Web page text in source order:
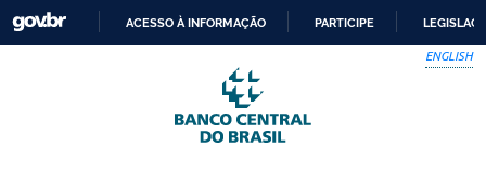
Skip to main content
PARA
O
CONTEÚDO
ACESSO À INFORMAÇÃO PARTICIPE
ENGLISH